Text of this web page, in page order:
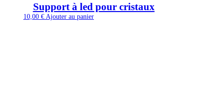
Support à led pour cristaux
10,00 € Ajouter au panier